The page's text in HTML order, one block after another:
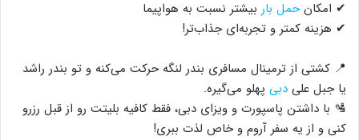
✔ امکانحمل بار بیشتر نسبت به هواپیما
✔ هزینه کمتر و تجربه‌ای جذاب‌تر!
📍 کشتی از ترمینال مسافری بندر لنگه حرکت می‌کنه و تو بندر راشد
یا جبل علی دبی پهلو می‌گیره.
🛂 با داشتن پاسپورت و ویزای دبی، فقط کافیه بلیتت رو از قبل رزرو
کنی و از یه سفر آروم و خاص لذت ببری!